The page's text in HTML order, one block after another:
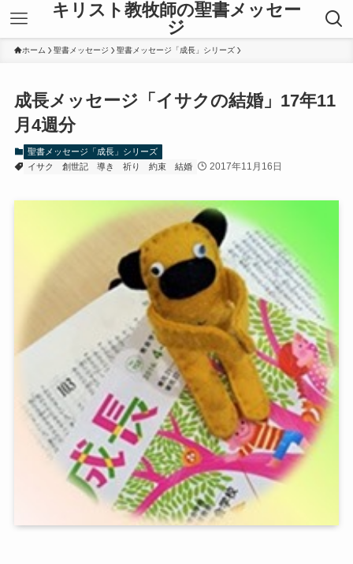
キリスト教牧師の聖書メッセー
ジ
ホーム 聖書メッセージ 聖書メッセージ「成長」シリーズ
成長メッセージ「イサクの結婚」17年11
月4週分
聖書メッセージ「成長」シリーズ
イサク
創世記 導き 祈り 約束 結婚 2017年11月16日